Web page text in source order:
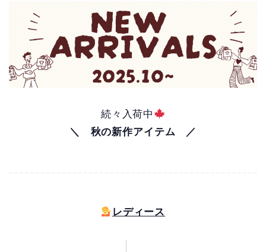
続々入荷中
＼ 秋の新作アイテム ／
レディース